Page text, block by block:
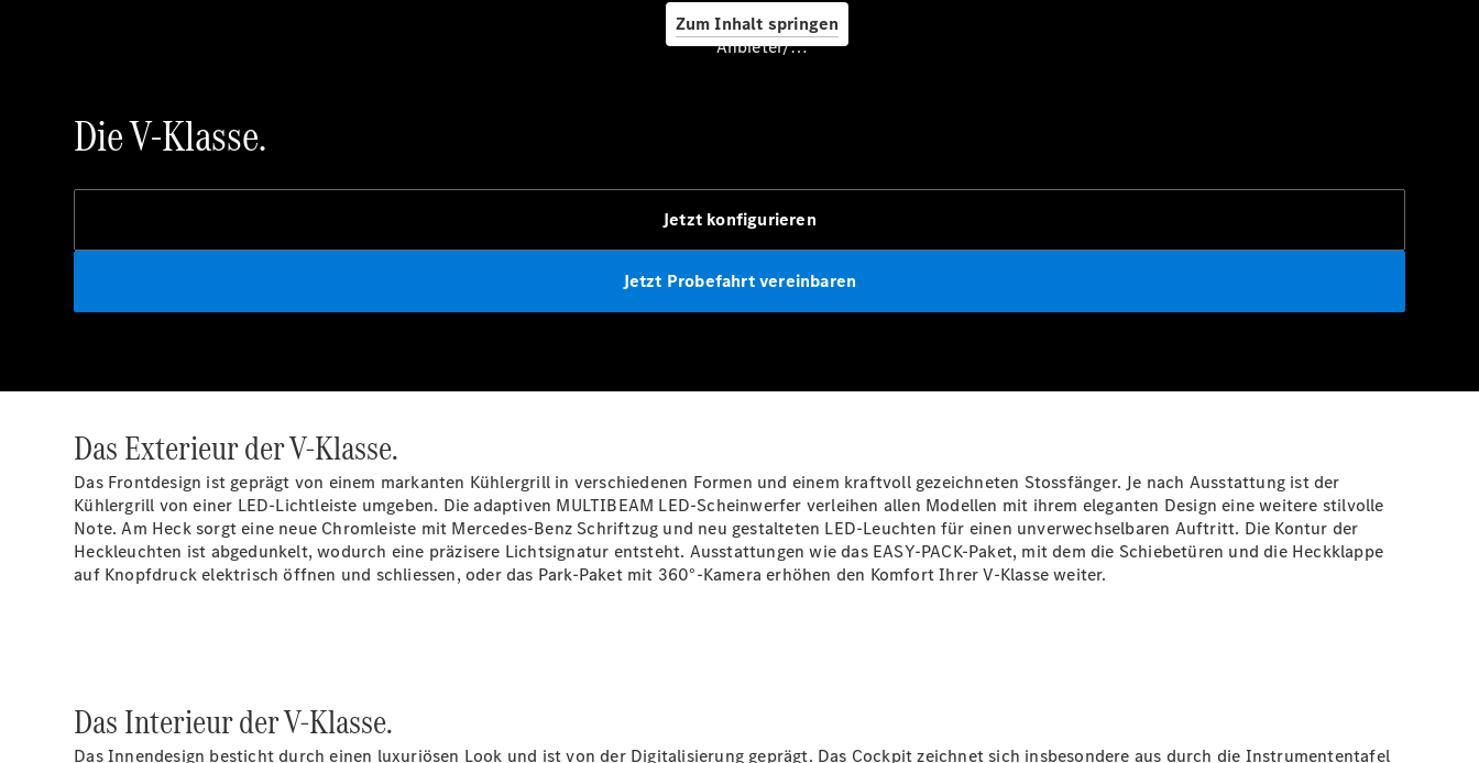
Zum Inhalt springen
Service &
Zubehör
Servicetermin
buchen
Digitale
Pannen- &
Wartung,
Reparatur
&
Garantie
Anbieter/Datenschutz
Die V-Klasse.
Jetzt konfigurieren
Jetzt Probefahrt vereinbaren
Das Exterieur der V-Klasse.
Das Frontdesign ist geprägt von einem markanten Kühlergrill in verschiedenen Formen und einem kraftvoll gezeichneten Stossfänger. Je nach Ausstattung ist der
Kühlergrill von einer LED-Lichtleiste umgeben. Die adaptiven MULTIBEAM LED-Scheinwerfer verleihen allen Modellen mit ihrem eleganten Design eine weitere stilvolle
Note. Am Heck sorgt eine neue Chromleiste mit Mercedes-Benz Schriftzug und neu gestalteten LED-Leuchten für einen unverwechselbaren Auftritt. Die Kontur der
Heckleuchten ist abgedunkelt, wodurch eine präzisere Lichtsignatur entsteht. Ausstattungen wie das EASY-PACK-Paket, mit dem die Schiebetüren und die Heckklappe
auf Knopfdruck elektrisch öffnen und schliessen, oder das Park-Paket mit 360°-Kamera erhöhen den Komfort Ihrer V-Klasse weiter.
Das Interieur der V-Klasse.
Das Innendesign besticht durch einen luxuriösen Look und ist von der Digitalisierung geprägt. Das Cockpit zeichnet sich insbesondere aus durch die Instrumententafel